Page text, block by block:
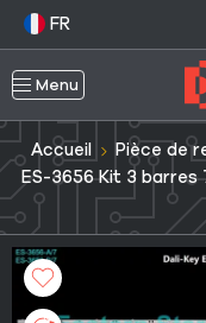
FR
Menu
Accueil Pièce de
ES-3656 Kit 3 barres